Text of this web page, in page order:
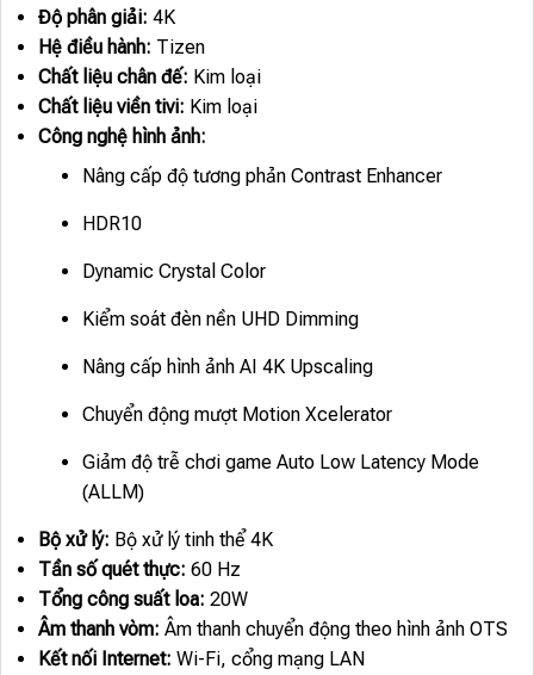
Độ phân giải: 4K
Hệ điều hành: Tizen
Chất liệu chân đế: Kim loại
Chất liệu viền tivi: Kim loại
Công nghệ hình ảnh:
Nâng cấp độ tương phản Contrast Enhancer
HDR10
Dynamic Crystal Color
Kiểm soát đèn nền UHD Dimming
Nâng cấp hình ảnh AI 4K Upscaling
Chuyển động mượt Motion Xcelerator
Giảm độ trễ chơi game Auto Low Latency Mode
(ALLM)
Bộ xử lý: Bộ xử lý tinh thể 4K
Tần số quét thực: 60 Hz
Tổng công suất loa: 20W
Âm thanh vòm: Âm thanh chuyển động theo hình ảnh OTS
Kết nối Internet: Wi-Fi, cổng mạng LAN